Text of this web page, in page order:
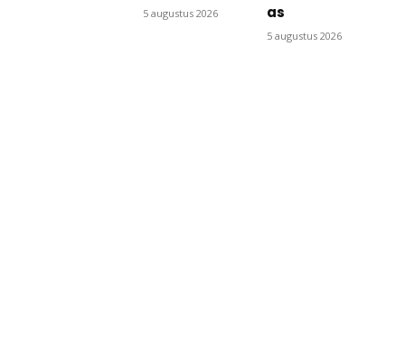
5 augustus 2026
as
5 augustus 2026